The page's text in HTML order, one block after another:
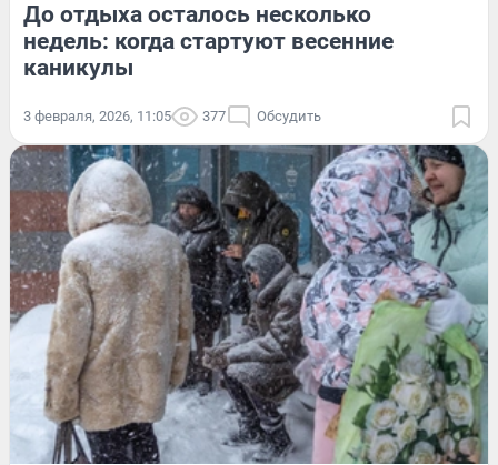
До отдыха осталось несколько
недель: когда стартуют весенние
каникулы
3 февраля, 2026, 11:05 377 Обсудить